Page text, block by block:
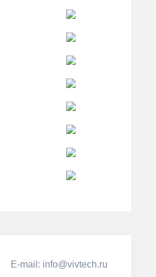
Е-mail: info@vivtech.ru